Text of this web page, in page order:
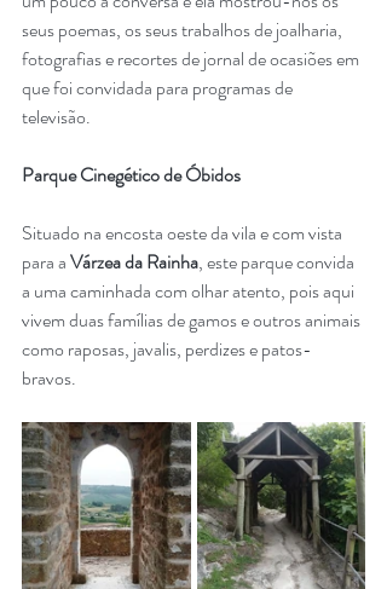
seus poemas, os seus trabalhos de joalharia,
fotografias e recortes de jornal de ocasiões em
que foi convidada para programas de
televisão.
Parque Cinegético de Óbidos
Situado na encosta oeste da vila e com vista
para a Várzea da Rainha, este parque convida
a uma caminhada com olhar atento, pois aqui
vivem duas famílias de gamos e outros animais
como raposas, javalis, perdizes e patos-
bravos.